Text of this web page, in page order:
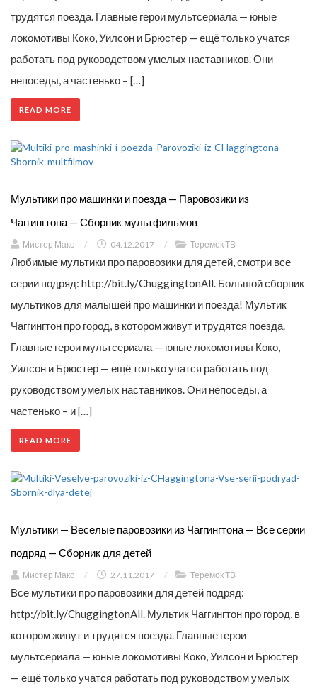
трудятся поезда. Главные герои мультсериала — юные
локомотивы Коко, Уилсон и Брюстер — ещё только учатся
работать под руководством умелых наставников. Они
непоседы, а частенько – […]
READ MORE
Мультики про машинки и поезда — Паровозики из
Чаггингтона — Сборник мультфильмов
Мистер Макс / 04.12.2017 / Теремок ТВ
Любимые мультики про паровозики для детей, смотри все
серии подряд: http://bit.ly/ChuggingtonAll. Большой сборник
мультиков для малышей про машинки и поезда! Мультик
Чаггингтон про город, в котором живут и трудятся поезда.
Главные герои мультсериала — юные локомотивы Коко,
Уилсон и Брюстер — ещё только учатся работать под
руководством умелых наставников. Они непоседы, а
частенько – и […]
READ MORE
Мультики — Веселые паровозики из Чаггингтона — Все серии
подряд — Сборник для детей
Мистер Макс / 27.11.2017 / Теремок ТВ
Все мультики про паровозики для детей подряд:
http://bit.ly/ChuggingtonAll. Мультик Чаггингтон про город, в
котором живут и трудятся поезда. Главные герои
мультсериала — юные локомотивы Коко, Уилсон и Брюстер
— ещё только учатся работать под руководством умелых